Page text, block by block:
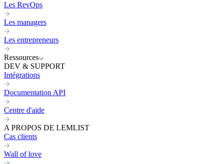
Les RevOps
Les managers
Les entrepreneurs
Ressources
DEV & SUPPORT
Intégrations
Documentation API
Centre d'aide
A PROPOS DE LEMLIST
Cas clients
Wall of love